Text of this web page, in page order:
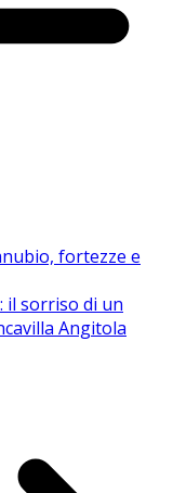
fortezze e
il sorriso di un
Angitola